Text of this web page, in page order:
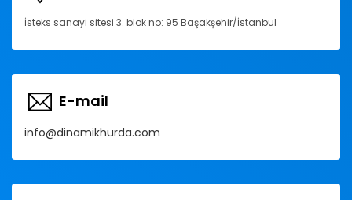
İsteks sanayi sitesi 3. blok no: 95 Başakşehir/İstanbul
E-mail
info@dinamikhurda.com